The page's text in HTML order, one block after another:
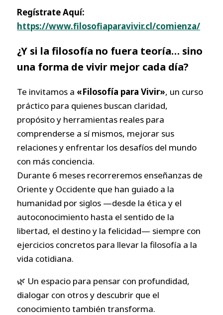
Regístrate Aquí:
https://www.filosofiaparavivir.cl/comienza/
¿Y si la filosofía no fuera teoría… sino
una forma de vivir mejor cada día?
Te invitamos a «Filosofía para Vivir», un curso
práctico para quienes buscan claridad,
propósito y herramientas reales para
comprenderse a sí mismos, mejorar sus
relaciones y enfrentar los desafíos del mundo
con más conciencia.
Durante 6 meses recorreremos enseñanzas de
Oriente y Occidente que han guiado a la
humanidad por siglos —desde la ética y el
autoconocimiento hasta el sentido de la
libertad, el destino y la felicidad— siempre con
ejercicios concretos para llevar la filosofía a la
vida cotidiana.
🌿 Un espacio para pensar con profundidad,
dialogar con otros y descubrir que el
conocimiento también transforma.